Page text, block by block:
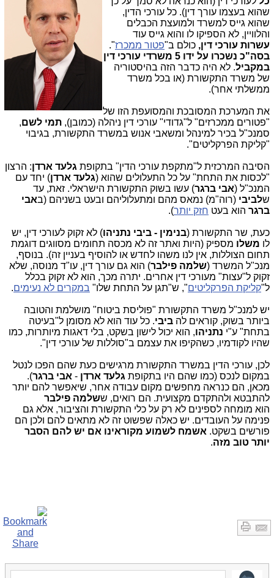
שהוא בעצמו עורך דין). כל עורכי הדין,
שהוא גייס למשרד ולמועצת הכבלים
והלוויין, לא הספיקו לו והוא גייס עוד
עשרות עורכי דין, כולם ב"פטור ממכרז".
בסה"כ נשכרו על ידו 5 משרדי עורכי דין
במקביל. לא היה כדבר הזה בהיסטוריה
של משרד התקשורת (או בכל משרד
ממשלתי אחר).
את המערכת המסובכת והמסועפת הזו של
"פטורים ממכרזים" ל"גדודי" עורכי דין ניהלה (כמובן), תמי לשם,
סמנכ"ל בכיר למינהל ומשאבי אנוש במשרד התקשורת, בגיבוי
"קליקת הפרקליטים".
הסיבה המרכזית ל"מתקפת עורכי הדין" בתקופת גלעד ארדן: הרצון
"לכסות את התחת" על כל התעלולים שהוא (גלעד ארדן) יחד עם
המנכ"ל (אבי ברגר) עשו בשוק התקשורת הישראלי. זאת, עד
שלביבי (רוה"מ) נמאס מהם ומתעלוליהם ובעט בשניהם (באבי
ברגר הוא בעט חזק יותר).
כעת, שר התקשורת (בנימין - ביבי נתניהו) לא זקוק לעורכי דין, יש
לו משלו מספיק (היות ואתר זה לא מכסה תחומים מסווגים דוגמת
תחום הצוללות, אין לנו משהו לחדש או להוסיף בעניין זה). בנוסף,
מנכ"ל המשרד (שלמה פילבר) הוא גם עורך דין, עו"ד מנוסה, שלא
זקוק ל"עצות" מעורכי דין אחרים. יתרה מכך, הוא לא זקוק בכלל
ל"קליקת הפרקליטים", ש"תגן על התחת שלו" במקרים לא נעימים.
יש למנכ"ל משרד התקשורת "פוליסת ביטוח" מושלמת והטובה
ביותר בשוק, קוראים לה ביבי. כל עוד הוא לא מסומן ל"בעיטה
בתחת" ע"י נתניהו, הוא יכול לישון בשקט, בלי דאגות מיותרות, כמו
שהיו לקודמיו, כשהקיפו את עצמם ב"סוללות של עורכי דין".
לכן, עורכי הדין במשרד התקשורת מרגישים כעת שהם הפכו לנטל
במקום לנכס (כמו שהם היו בתקופת גלעד ארדן - אבי ברגר).
מכאן, הם כנראה מחפשים מקום עבודה אחר, שיאפשר להם יותר
להתבטא ולהתקדם מקצועית. הם רואים, ששלמה פילבר
הוא מומחה לספינים לא רק על כלי התקשורת והציבור, אלא גם
פנימה על העובדים. יש כאלה שפשוט זה לא מתאים להם ולכן הם
פורשים בשקט. אשמח לשמוע מקוראינו אם יש להם הסבר
יותר טוב מזה.